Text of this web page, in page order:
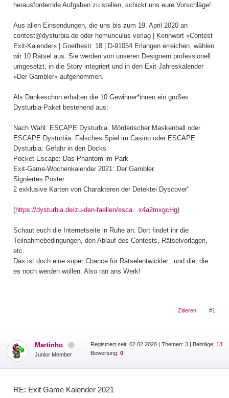
herausfordernde Aufgaben zu stellen, schickt uns eure Vorschläge!
Aus allen Einsendungen, die uns bis zum 19. April 2020 an
contest@dysturbia.de oder homunculus verlag | Kennwort »Contest
Exit-Kalender« | Goethestr. 18 | D-91054 Erlangen erreichen, wählen
wir 10 Rätsel aus. Sie werden von unseren Designern professionell
umgesetzt, in die Story integriert und in den Exit-Jahreskalender
»Der Gambler« aufgenommen.
Als Dankeschön erhalten die 10 Gewinner*innen ein großes
Dysturbia-Paket bestehend aus:
Nach Wahl: ESCAPE Dysturbia: Mörderischer Maskenball oder
ESCAPE Dysturbia: Falsches Spiel im Casino oder ESCAPE
Dysturbia: Gefahr in den Docks
Pocket-Escape: Das Phantom im Park
Exit-Game-Wochenkalender 2021: Der Gambler
Signiertes Poster
2 exklusive Karten von Charakteren der Detektei Dyscover"
(https://dysturbia.de/zu-den-faellen/esca...x4a2mxgcHg)
Schaut euch die Internetseite in Ruhe an. Dort findet ihr die
Teilnahmebedingungen, den Ablauf des Contests, Rätselvorlagen,
etc.
Das ist doch eine super Chance für Rätselentwickler...und die, die
es noch werden wollen. Also ran ans Werk!
Zitieren #1
Martinho
Junior Member
Registriert seit: 02.02.2020 |Themen:3 | Beiträge: 13
Bewertung:0
RE: Exit Game Kalender 2021